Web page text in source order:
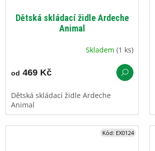
Dětská skládací židle Ardeche
Animal
Skladem(1 ks)
od 469 Kč
Dětská skládací židle Ardeche
Animal
Kód: EX0124